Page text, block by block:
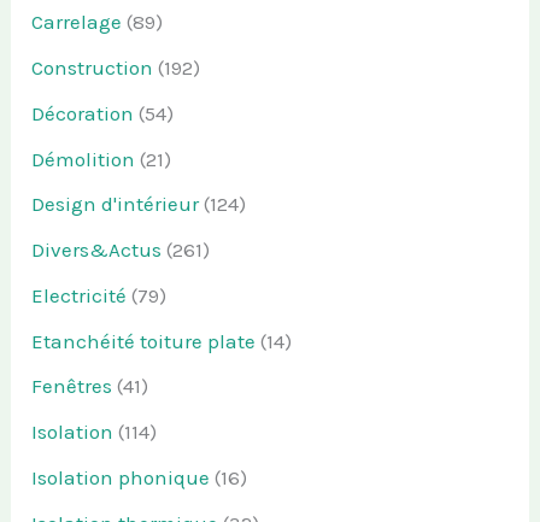
Carrelage (89)
Construction (192)
Décoration (54)
Démolition (21)
Design d'intérieur(124)
Divers&Actus (261)
Electricité (79)
Etanchéité toiture plate (14)
Fenêtres (41)
Isolation (114)
Isolation phonique (16)